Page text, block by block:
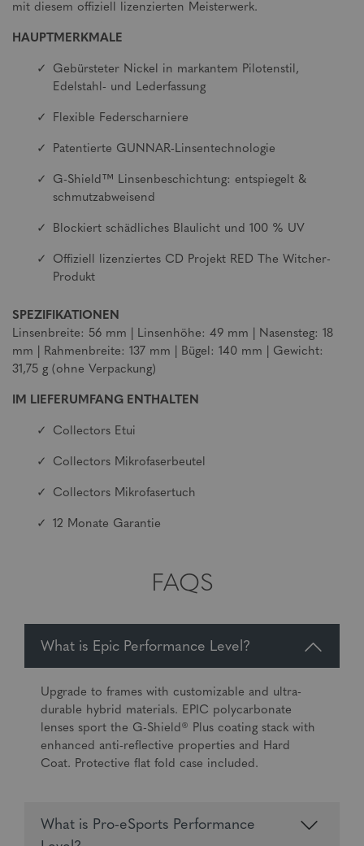
mit diesem offiziell lizenzierten Meisterwerk.
HAUPTMERKMALE
Gebürsteter Nickel in markantem Pilotenstil,
Edelstahl- und Lederfassung
Flexible Federscharniere
Patentierte GUNNAR-Linsentechnologie
G-Shield™ Linsenbeschichtung: entspiegelt &
schmutzabweisend
Blockiert schädliches Blaulicht und 100 % UV
Offiziell lizenziertes CD Projekt RED The Witcher-
Produkt
SPEZIFIKATIONEN
Linsenbreite: 56 mm | Linsenhöhe: 49 mm | Nasensteg: 18
mm | Rahmenbreite: 137 mm | Bügel: 140 mm | Gewicht:
31,75 g (ohne Verpackung)
IM LIEFERUMFANG ENTHALTEN
Collectors Etui
Collectors Mikrofaserbeutel
Collectors Mikrofasertuch
12 Monate Garantie
FAQS
What is Epic Performance Level?
Upgrade to frames with customizable and ultra-
durable hybrid materials. EPIC polycarbonate
lenses sport the G-Shield® Plus coating stack with
enhanced anti-reflective properties and Hard
Coat. Protective flat fold case included.
What is Pro-eSports Performance